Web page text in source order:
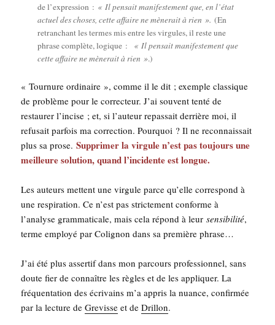
de l’expression : « Il pen­sait mani­fes­te­ment que, en l’état
actuel des choses, cette affaire ne mène­rait à rien ». (En
retran­chant les termes mis entre les vir­gules, il reste une
phrase com­plète, logique : « Il pen­sait mani­fes­te­ment que
cette affaire ne mène­rait à rien ».)
« Tour­nure ordi­naire », comme il le dit ; exemple clas­sique
de pro­blème pour le cor­rec­teur. J’ai sou­vent ten­té de
res­tau­rer l’in­cise ; et, si l’au­teur repas­sait der­rière moi, il
refu­sait par­fois ma cor­rec­tion. Pour­quoi ? Il ne recon­nais­sait
plus sa prose.Sup­pri­mer la vir­gule n’est pas tou­jours une
meilleure solu­tion, quand l’in­ci­dente est longue.
Les auteurs mettent une vir­gule parce qu’elle cor­res­pond à
une res­pi­ra­tion. Ce n’est pas stric­te­ment conforme à
l’a­na­lyse gram­ma­ti­cale, mais cela répond à leursen­si­bi­li­té,
terme employé par Coli­gnon dans sa pre­mière phrase…
J’ai été plus asser­tif dans mon par­cours pro­fes­sion­nel, sans
doute fier de connaître les règles et de les appli­quer. La
fré­quen­ta­tion des écri­vains m’a appris la nuance, confir­mée
par la lec­ture deGre­visse et deDrillon.